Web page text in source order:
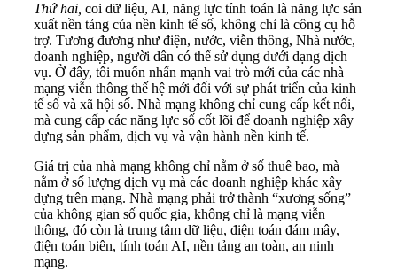
Thứ hai, coi dữ liệu, AI, năng lực tính toán là năng lực sản
xuất nền tảng của nền kinh tế số, không chỉ là công cụ hỗ
trợ. Tương đương như điện, nước, viễn thông, Nhà nước,
doanh nghiệp, người dân có thể sử dụng dưới dạng dịch
vụ. Ở đây, tôi muốn nhấn mạnh vai trò mới của các nhà
mạng viễn thông thế hệ mới đối với sự phát triển của kinh
tế số và xã hội số. Nhà mạng không chỉ cung cấp kết nối,
mà cung cấp các năng lực số cốt lõi để doanh nghiệp xây
dựng sản phẩm, dịch vụ và vận hành nền kinh tế.
Giá trị của nhà mạng không chỉ nằm ở số thuê bao, mà
nằm ở số lượng dịch vụ mà các doanh nghiệp khác xây
dựng trên mạng. Nhà mạng phải trở thành ‏“‏xương sống”
của không gian số quốc gia, không chỉ là mạng viễn
thông, đó còn là trung tâm dữ liệu, điện toán đám mây,
điện toán biên, tính toán AI, nền tảng an toàn, an ninh
mạng.